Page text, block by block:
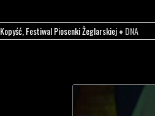
Kopyść, Festiwal Piosenki Żeglarskiej♦ DNA